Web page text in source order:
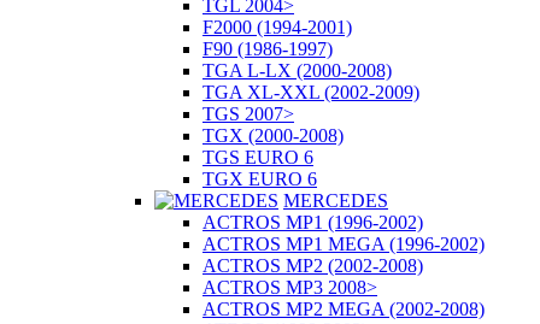
TGL 2004>
F2000 (1994-2001)
F90 (1986-1997)
TGA L-LX (2000-2008)
TGA XL-XXL (2002-2009)
TGS 2007>
TGX (2000-2008)
TGS EURO 6
TGX EURO 6
MERCEDES
ACTROS MP1 (1996-2002)
ACTROS MP1 MEGA (1996-2002)
ACTROS MP2 (2002-2008)
ACTROS MP3 2008>
ACTROS MP2 MEGA (2002-2008)